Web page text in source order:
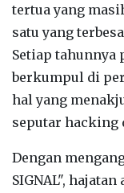
tertua yang
satu yang
Setiap tahunnya
berkumpul di
hal yang
seputar hacking
Dengan
SIGNAL",